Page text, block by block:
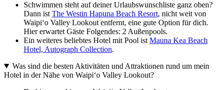
Schwimmen steht auf deiner Urlaubswunschliste ganz oben?
Dann ist The Westin Hapuna Beach Resort, nicht weit von
Waipiʻo Valley Lookout entfernt, eine gute Option für dich.
Hier erwartet Gäste Folgendes: 2 Außenpools.
Ein weiteres beliebtes Hotel mit Pool ist Mauna Kea Beach
Hotel, Autograph Collection.
Was sind die besten Aktivitäten und Attraktionen rund um mein
Hotel in der Nähe von Waipiʻo Valley Lookout?